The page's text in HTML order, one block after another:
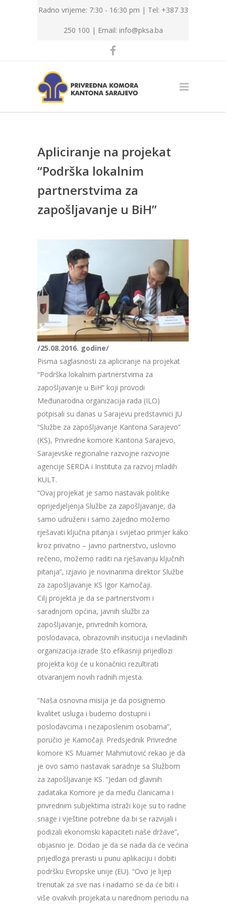
Radno vrijeme: 7:30 - 16:30 pm | Tel: +387 33
250 100 | Email: info@pksa.ba
Apliciranje na projekat
“Podrška lokalnim
partnerstvima za
zapošljavanje u BiH”
/25.08.2016. godine/
Pisma saglasnosti za apliciranje na projekat
“Podrška lokalnim partnerstvima za
zapošljavanje u BiH” koji provodi
Međunarodna organizacija rada (ILO)
potpisali su danas u Sarajevu predstavnici JU
“Službe za zapošljavanje Kantona Sarajevo”
(KS), Privredne komore Kantona Sarajevo,
Sarajevske regionalne razvojne razvojne
agencije SERDA i Instituta za razvoj mladih
KULT.
“Ovaj projekat je samo nastavak politike
oprijedjeljenja Službe za zapošljavanje, da
samo udruženi i samo zajedno možemo
rješavati ključna pitanja i svijetao primjer kako
kroz privatno – javno partnerstvo, uslovno
rečeno, možemo raditi na rješavanju ključnih
pitanja”, izjavio je novinarima direktor Službe
za zapošljavanje KS Igor Kamočaji.
Cilj projekta je da se partnerstvom i
saradnjom općina, javnih službi za
zapošljavanje, privrednih komora,
poslodavaca, obrazovnih insitucija i nevladinih
organizacija izrade što efikasniji prijedlozi
projekta koji će u konačnici rezultirati
otvaranjem novih radnih mjesta.
“Naša osnovna misija je da posignemo
kvalitet usluga i budemo dostupni i
poslodavcima i nezaposlenim osobama”,
poručio je Kamočaji. Predsjednik Privredne
komore KS Muamer Mahmutović rekao je da
je ovo samo nastavak saradnje sa Službom
za zapošljavanje KS. “Jedan od glavnih
zadataka Komore je da među članicama i
privrednim subjektima istraži koje su to radne
snage i vještine potrebne da bi se razvijali i
podizali ekonomski kapaciteti naše države”,
objasnio je. Dodao je da se nada da će većina
prijedloga prerasti u punu aplikaciju i dobiti
podršku Evropske unije (EU). “Ovo je lijep
trenutak za sve nas i nadamo se da će biti i
više ovakvih projekata u narednom periodu na